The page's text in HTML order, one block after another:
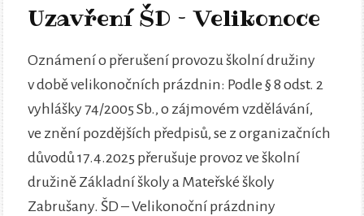
Uzavření ŠD – Velikonoce
Oznámení o přerušení provozu školní družiny
v době velikonočních prázdnin: Podle § 8 odst. 2
vyhlášky 74/2005 Sb., o zájmovém vzdělávání,
ve znění pozdějších předpisů, se z organizačních
důvodů 17.4.2025 přerušuje provoz ve školní
družině Základní školy a Mateřské školy
Zabrušany. ŠD – Velikonoční prázdniny